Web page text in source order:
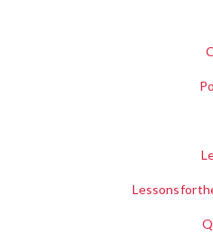
Lessons for